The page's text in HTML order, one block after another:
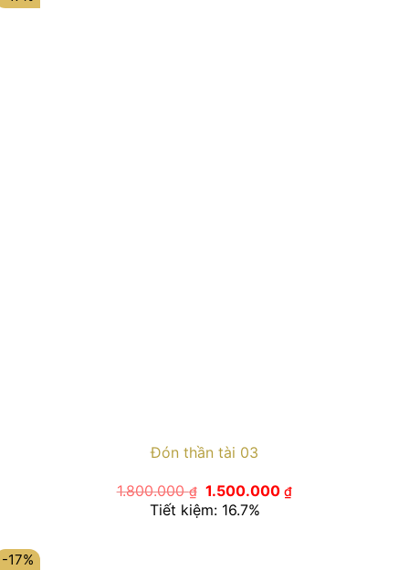
Đón thần tài 03
1.800.000₫ Giá
gốc
là:
1.500.000₫Giá
Tiết kiệm: 16.7%
-17%